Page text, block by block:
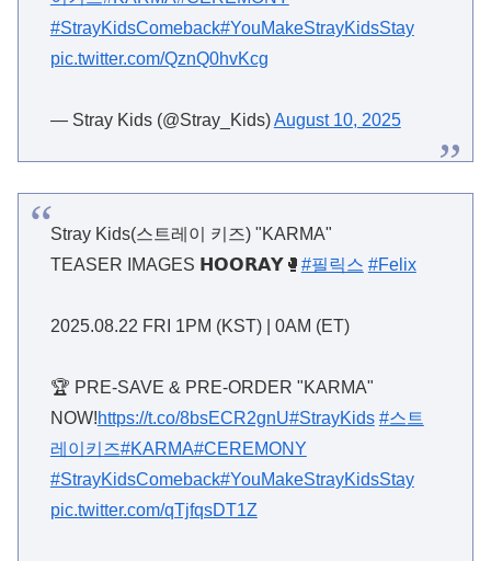
#StrayKidsComeback#YouMakeStrayKidsStay
pic.twitter.com/QznQ0hvKcg
— Stray Kids (@Stray_Kids)August 10, 2025
Stray Kids(스트레이 키즈) "KARMA"
TEASER IMAGES 𝗛𝗢𝗢𝗥𝗔𝗬🥊 #필릭스 #Felix
2025.08.22 FRI 1PM (KST) | 0AM (ET)
🏆 PRE-SAVE & PRE-ORDER "KARMA"
NOW!https://t.co/8bsECR2gnU#StrayKids #스트
레이키즈#KARMA#CEREMONY
#StrayKidsComeback#YouMakeStrayKidsStay
pic.twitter.com/qTjfqsDT1Z